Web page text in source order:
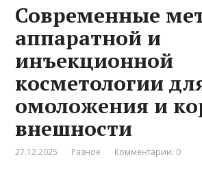
Современные
аппаратной и
инъекционной
косметологии
омоложения и
внешности
27.12.2025 Разное Комментарии: 0